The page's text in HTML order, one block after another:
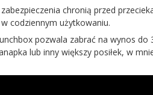
chronią przed
codziennym użytkowaniu.
pozwala zabrać na wynos
lub inny większy posiłek, w